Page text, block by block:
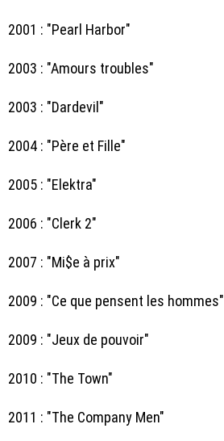
2001 : "Pearl Harbor"
2003 : "Amours troubles"
2003 : "Dardevil"
2004 : "Père et Fille"
2005 : "Elektra"
2006 : "Clerk 2"
2007 : "Mi$e à prix"
2009 : "Ce que pensent les hommes"
2009 : "Jeux de pouvoir"
2010 : "The Town"
2011 : "The Company Men"